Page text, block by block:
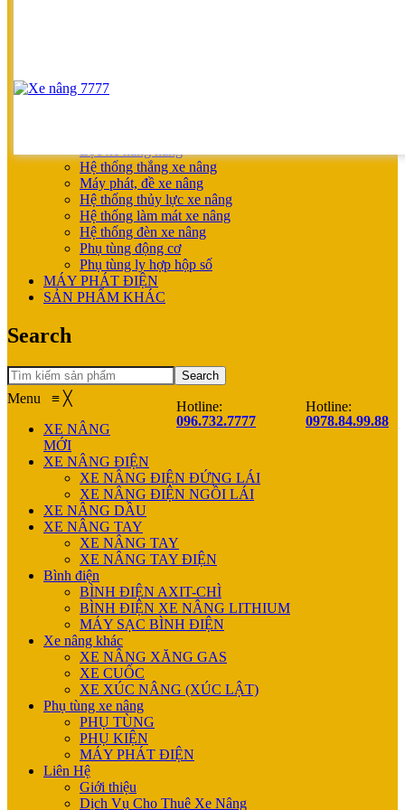
XE NÂNG TAY
Hệ thống thắng xe nâng
Máy phát, đề xe nâng
Hệ thống thủy lực xe nâng
Hệ thống làm mát xe nâng
Hệ thống đèn xe nâng
Phụ tùng động cơ
Phụ tùng ly hợp hộp số
MÁY PHÁT ĐIỆN
SẢN PHẨM KHÁC
Search
Search
Hotline:
096.732.7777
Hotline:
0978.84.99.88
Menu ≡ ╳
XE NÂNG
MỚI
XE NÂNG ĐIỆN
XE NÂNG ĐIỆN ĐỨNG LÁI
XE NÂNG ĐIỆN NGỒI LÁI
XE NÂNG DẦU
XE NÂNG TAY
XE NÂNG TAY
XE NÂNG TAY ĐIỆN
Bình điện
BÌNH ĐIỆN AXIT-CHÌ
BÌNH ĐIỆN XE NÂNG LITHIUM
MÁY SẠC BÌNH ĐIỆN
Xe nâng khác
XE NÂNG XĂNG GAS
XE CUỐC
XE XÚC NÂNG (XÚC LẬT)
Phụ tùng xe nâng
PHỤ TÙNG
PHỤ KIỆN
MÁY PHÁT ĐIỆN
Liên Hệ
Giới thiệu
Dịch Vụ Cho Thuê Xe Nâng